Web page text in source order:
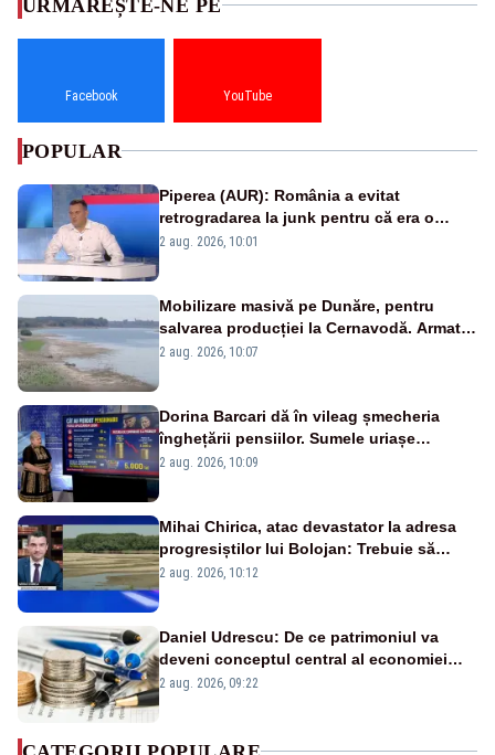
URMĂREȘTE-NE PE
Facebook YouTube
POPULAR
Piperea (AUR): România a evitat
retrogradarea la junk pentru că era o
catastrofă pentru bănci și fondurile de
2 aug. 2026, 10:01
Mobilizare masivă pe Dunăre, pentru
salvarea producției la Cernavodă. Armata
va detona o stâncă și va devia apa
2 aug. 2026, 10:07
Dorina Barcari dă în vileag șmecheria
înghețării pensiilor. Sumele uriașe
pierdute de fiecare român
2 aug. 2026, 10:09
Mihai Chirica, atac devastator la adresa
progresiștilor lui Bolojan: Trebuie să
protejăm și natura, dar nu șținem omaneii
2 aug. 2026, 10:12
Daniel Udrescu: De ce patrimoniul va
deveni conceptul central al economiei
viitoare?
2 aug. 2026, 09:22